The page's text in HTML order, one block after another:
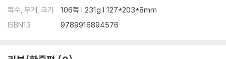
쪽수, 무게, 크기
106쪽 | 231g | 127*203*8mm
ISBN13
9789916894576